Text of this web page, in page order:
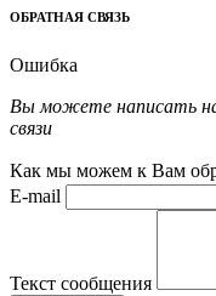
ОБРАТНАЯ СВЯЗЬ
Ошибка
Вы можете написать
связи
Как мы можем к Вам
E-mail
Текст сообщения